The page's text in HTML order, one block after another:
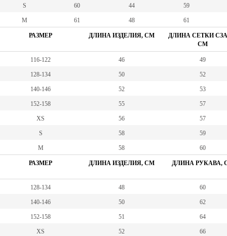
S 60 44 59
M 61 48 61
РАЗМЕР ДЛИНА ИЗДЕЛИЯ, СМ
ДЛИНА СЕТКИ
СМ
116-122 46 49
128-134 50 52
140-146 52 53
152-158 55 57
XS 56 57
S 58 59
М 58 60
РАЗМЕР ДЛИНА ИЗДЕЛИЯ, СМ ДЛИНА РУКАВА,
128-134 48 60
140-146 50 62
152-158 51 64
XS 52 66